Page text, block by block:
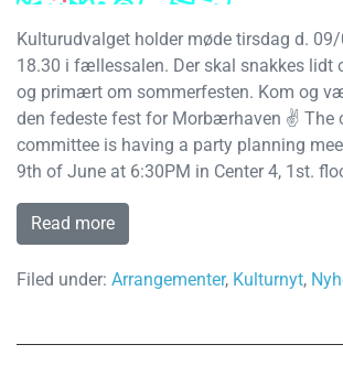
Kulturudvalget holder møde tirsdag d.
18.30 i fællessalen. Der skal snakkes lidt
og primært om sommerfesten. Kom og
den fedeste fest for Morbærhaven ✌️ The
committee is having a party planning
9th of June at 6:30PM in Center 4, 1st.
Read more
Filed under: Arrangementer, Kulturnyt,